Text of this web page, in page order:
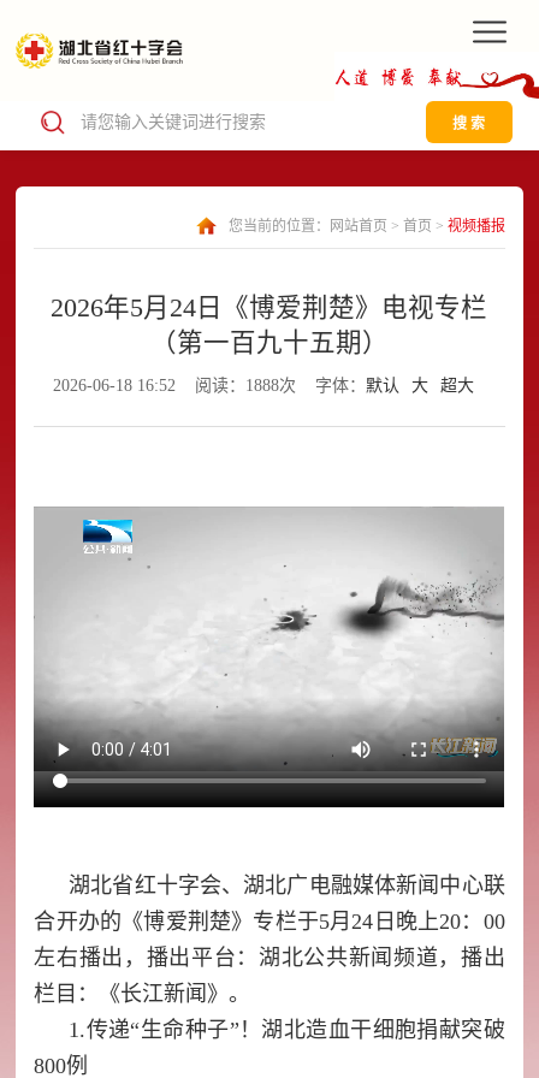
搜 索
您当前的位置： 网站首页 > 首页 > 视频播报
2026年5月24日《博爱荆楚》电视专栏
（第一百九十五期）
2026-06-18 16:52 阅读：1888次 字体： 默认 大 超大
湖北省红十字会、湖北广电融媒体新闻中心联
合开办的《博爱荆楚》专栏于5月24日晚上20：00
左右播出，播出平台：湖北公共新闻频道，播出
栏目：《长江新闻》。
1.传递“生命种子”！湖北造血干细胞捐献突破
800例